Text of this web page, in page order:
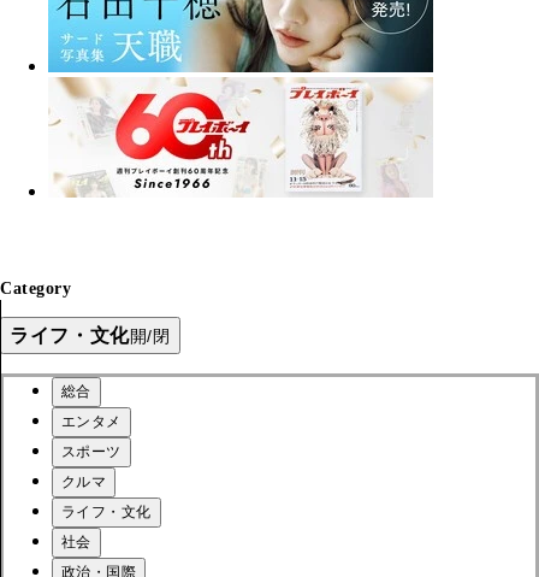
Category
ライフ・文化開/閉
総合
エンタメ
スポーツ
クルマ
ライフ・文化
社会
政治・国際